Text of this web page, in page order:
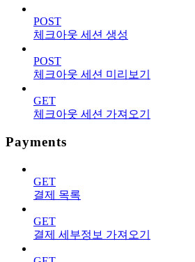
POST
체크아웃 세션 생성
POST
체크아웃 세션 미리보기
GET
체크아웃 세션 가져오기
Payments
GET
결제 목록
GET
결제 세부정보 가져오기